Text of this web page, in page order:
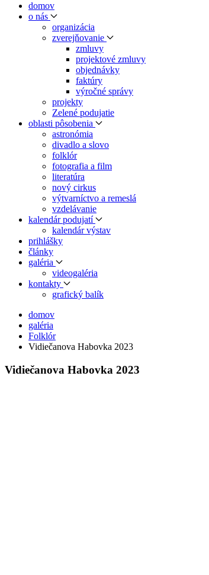
domov
o nás
organizácia
zverejňovanie
zmluvy
projektové zmluvy
objednávky
faktúry
výročné správy
projekty
Zelené podujatie
oblasti pôsobenia
astronómia
divadlo a slovo
folklór
fotografia a film
literatúra
nový cirkus
výtvarníctvo a remeslá
vzdelávanie
kalendár podujatí
kalendár výstav
prihlášky
články
galéria
videogaléria
kontakty
grafický balík
domov
galéria
Folklór
Vidiečanova Habovka 2023
Vidiečanova Habovka 2023